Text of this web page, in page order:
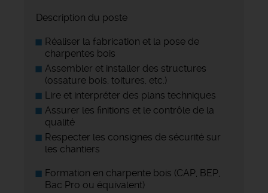
Description du poste
Réaliser la fabrication et la pose de
charpentes bois
Assembler et installer des structures
(ossature bois, toitures, etc.)
Lire et interpréter des plans techniques
Assurer les finitions et le contrôle de la
qualité
Respecter les consignes de sécurité sur
les chantiers
Formation en charpente bois (CAP, BEP,
Bac Pro ou équivalent)